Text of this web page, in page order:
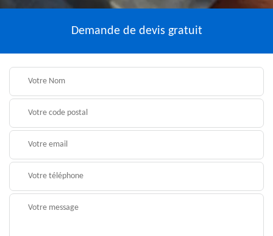
Demande de devis gratuit